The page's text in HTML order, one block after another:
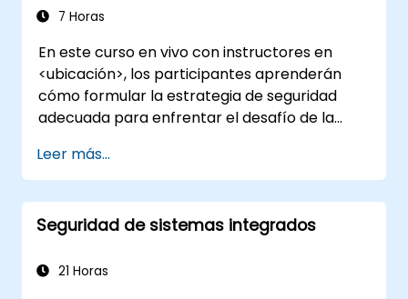
7 Horas
En este curso en vivo con instructores en
<ubicación>, los participantes aprenderán
cómo formular la estrategia de seguridad
adecuada para enfrentar el desafío de la
Leer más...
Seguridad de sistemas integrados
21 Horas